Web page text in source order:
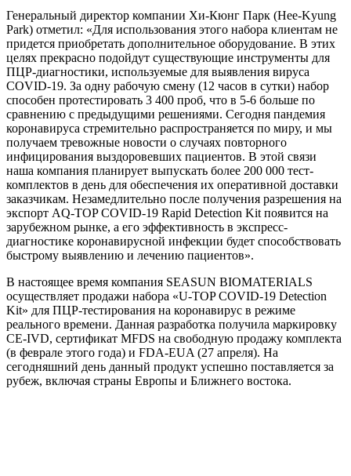
Генеральный директор компании Хи-Кюнг Парк (Hee-Kyung
Park) отметил: «Для использования этого набора клиентам не
придется приобретать дополнительное оборудование. В этих
целях прекрасно подойдут существующие инструменты для
ПЦР-диагностики, используемые для выявления вируса
COVID-19. За одну рабочую смену (12 часов в сутки) набор
способен протестировать 3 400 проб, что в 5-6 больше по
сравнению с предыдущими решениями. Сегодня пандемия
коронавируса стремительно распространяется по миру, и мы
получаем тревожные новости о случаях повторного
инфицирования выздоровевших пациентов. В этой связи
наша компания планирует выпускать более 200 000 тест-
комплектов в день для обеспечения их оперативной доставки
заказчикам. Незамедлительно после получения разрешения на
экспорт AQ-TOP COVID-19 Rapid Detection Kit появится на
зарубежном рынке, а его эффективность в экспресс-
диагностике коронавирусной инфекции будет способствовать
быстрому выявлению и лечению пациентов».
В настоящее время компания SEASUN BIOMATERIALS
осуществляет продажи набора «U-TOP COVID-19 Detection
Kit» для ПЦР-тестирования на коронавирус в режиме
реального времени. Данная разработка получила маркировку
CE-IVD, сертификат MFDS на свободную продажу комплекта
(в феврале этого года) и FDA-EUA (27 апреля). На
сегодняшний день данный продукт успешно поставляется за
рубеж, включая страны Европы и Ближнего востока.